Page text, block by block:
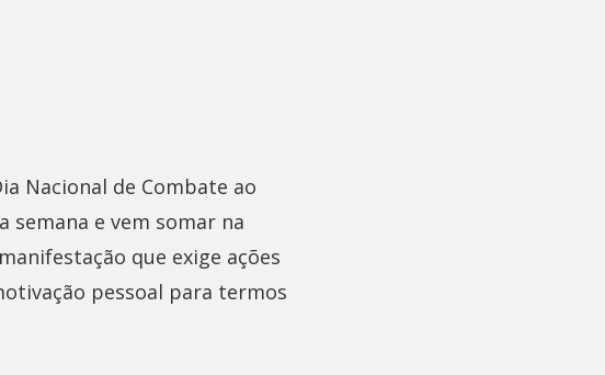
Nacional de Combate ao
semana e vem somar na
que exige ações
pessoal para termos